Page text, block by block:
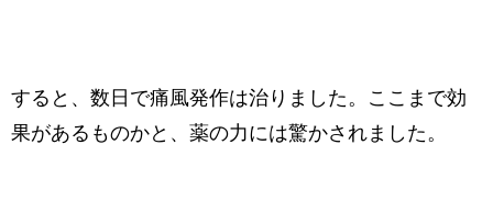
すると、数日で痛風発作は治りました。ここまで効
果があるものかと、薬の力には驚かされました。